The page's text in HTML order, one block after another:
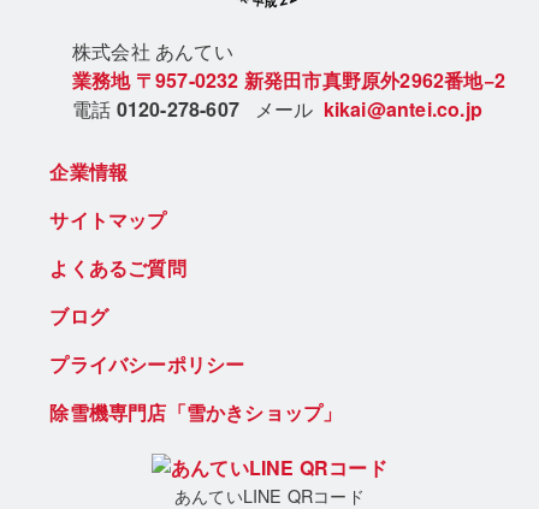
株式会社 あんてい
業務地 〒957-0232 新発田市真野原外2962番地−2
電話 0120-278-607 メール kikai@antei.co.jp
企業情報
サイトマップ
よくあるご質問
ブログ
プライバシーポリシー
除雪機専門店「雪かきショップ」
あんていLINE QRコード